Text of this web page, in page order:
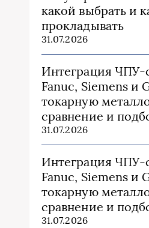
какой выбрать и
прокладывать
31.07.2026
Интеграция ЧПУ-
Fanuc, Siemens и
токарную
сравнение и
31.07.2026
Интеграция ЧПУ-
Fanuc, Siemens и
токарную
сравнение и
31.07.2026